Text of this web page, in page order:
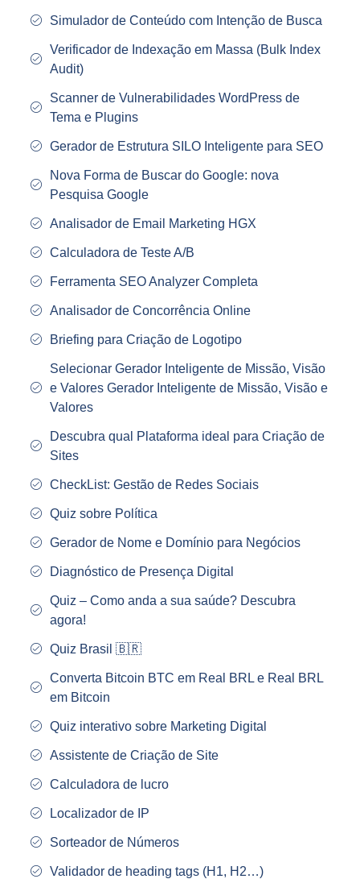
Simulador de Conteúdo com Intenção de Busca
Verificador de Indexação em Massa (Bulk Index
Audit)
Scanner de Vulnerabilidades WordPress de
Tema e Plugins
Gerador de Estrutura SILO Inteligente para SEO
Nova Forma de Buscar do Google: nova
Pesquisa Google
Analisador de Email Marketing HGX
Calculadora de Teste A/B
Ferramenta SEO Analyzer Completa
Analisador de Concorrência Online
Briefing para Criação de Logotipo
Selecionar Gerador Inteligente de Missão, Visão
e Valores Gerador Inteligente de Missão, Visão e
Valores
Descubra qual Plataforma ideal para Criação de
Sites
CheckList: Gestão de Redes Sociais
Quiz sobre Política
Gerador de Nome e Domínio para Negócios
Diagnóstico de Presença Digital
Quiz – Como anda a sua saúde? Descubra
agora!
Quiz Brasil 🇧🇷
Converta Bitcoin BTC em Real BRL e Real BRL
em Bitcoin
Quiz interativo sobre Marketing Digital
Assistente de Criação de Site
Calculadora de lucro
Localizador de IP
Sorteador de Números
Validador de heading tags (H1, H2…)